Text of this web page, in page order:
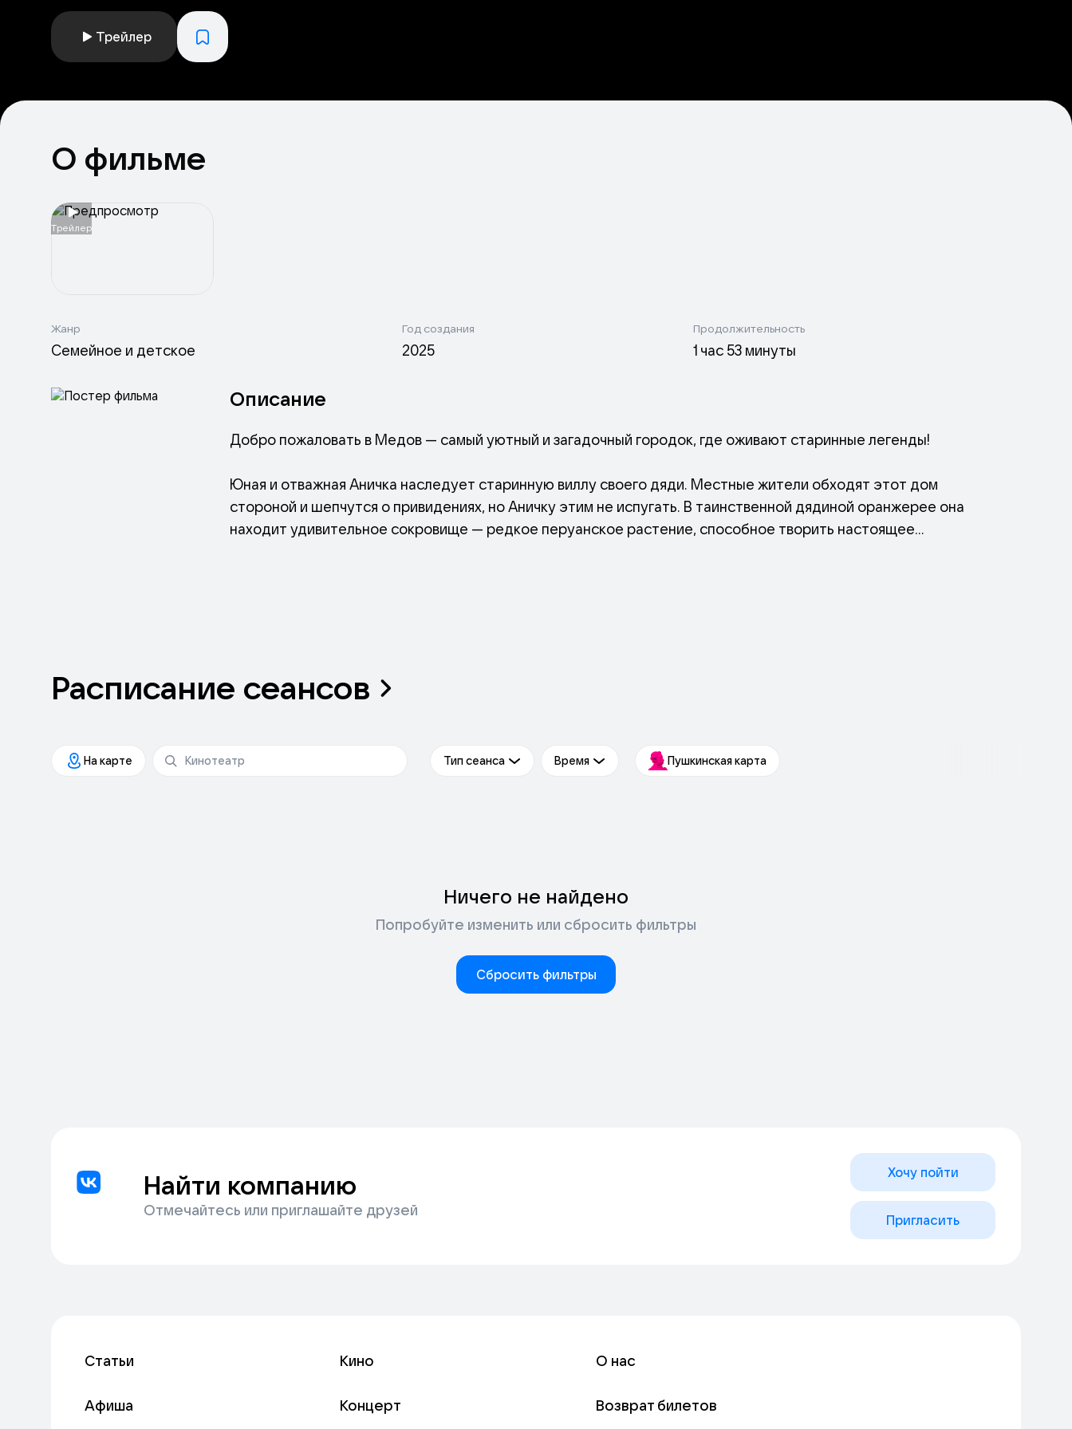
Трейлер
О фильме
Tрейлер
Жанр
Семейное и детское
Год создания
2025
Продолжительность
1 час 53 минуты
Описание
Добро пожаловать в Медов — самый уютный и загадочный городок, где оживают старинные легенды!
Юная и отважная Аничка наследует старинную виллу своего дяди. Местные жители обходят этот дом
стороной и шепчутся о привидениях, но Аничку этим не испугать. В таинственной дядиной оранжерее она
находит удивительное сокровище — редкое перуанское растение, способное творить настоящее
Расписание сеансов
На карте Тип сеанса Время Пушкинская карта
Ничего не найдено
Попробуйте изменить или сбросить фильтры
Сбросить фильтры
Найти компанию
Отмечайтесь или приглашайте друзей
Хочу пойти
Пригласить
Статьи
Афиша
Кино
Концерт
О нас
Возврат билетов